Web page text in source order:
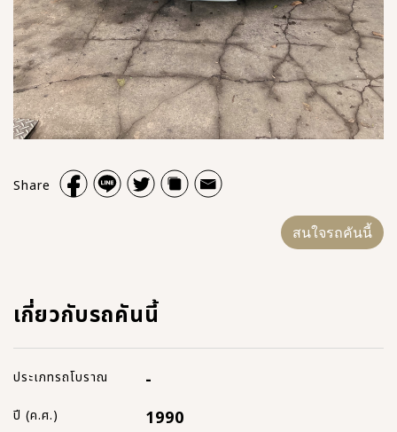
Share
สนใจรถคันนี้
เกี่ยวกับรถคันนี้
ประเภทรถโบราณ -
ปี (ค.ศ.) 1990